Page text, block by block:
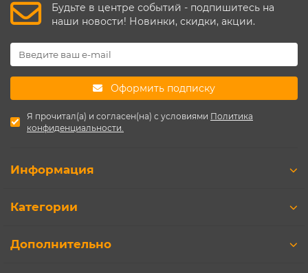
Будьте в центре событий - подпишитесь на
наши новости! Новинки, скидки, акции.
Оформить подписку
Я прочитал(а) и согласен(на) с условиями Политика
конфиденциальности.
Информация
Категории
Дополнительно